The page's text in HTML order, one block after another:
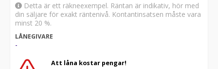
Detta är ett räkneexempel. Räntan är indikativ, hör med
din säljare för exakt räntenivå. Kontantinsatsen måste vara
minst 20 %.
LÅNEGIVARE
-
Att låna kostar pengar!